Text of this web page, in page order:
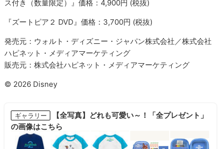
ス付き（数量限定）』価格：4,900円 (税抜)
『ズートピア２ DVD』価格：3,700円 (税抜)
発売元：ウォルト・ディズニー・ジャパン株式会社／株式会社
ハピネット・メディアマーケティング
販売元：株式会社ハピネット・メディアマーケティング
© 2026 Disney
ギャラリー
【全写真】どれも可愛い～！「全プレゼント」
の画像はこちら